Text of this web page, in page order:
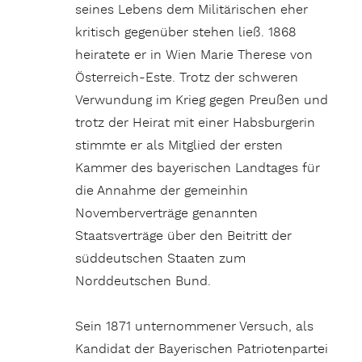
seines Lebens dem Militärischen eher
kritisch gegenüber stehen ließ. 1868
heiratete er in Wien Marie Therese von
Österreich-Este. Trotz der schweren
Verwundung im Krieg gegen Preußen und
trotz der Heirat mit einer Habsburgerin
stimmte er als Mitglied der ersten
Kammer des bayerischen Landtages für
die Annahme der gemeinhin
Novemberverträge genannten
Staatsverträge über den Beitritt der
süddeutschen Staaten zum
Norddeutschen Bund.
Sein 1871 unternommener Versuch, als
Kandidat der Bayerischen Patriotenpartei